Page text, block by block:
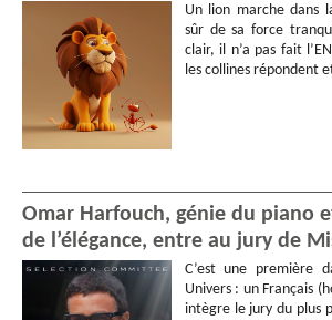
Un lion marche dans
sûr de sa force
clair, il n’a pas fait
les collines répondent
Omar Harfouch, génie du piano
de l’élégance, entre au jury de
C’est une première
Univers : un Français
intègre le jury du plus